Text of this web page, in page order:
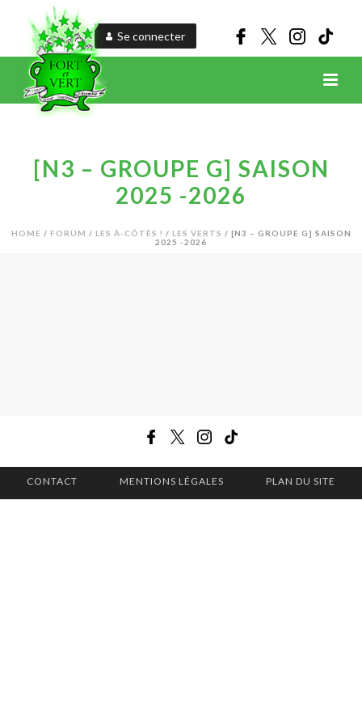
Se connecter
[N3 – GROUPE G] SAISON
2025 -2026
HOME / FORUM / LES À-CÔTÉS ! / LES VERTS / [N3 – GROUPE G] SAISON
2025 -2026
CONTACT MENTIONS LÉGALES PLAN DU SITE